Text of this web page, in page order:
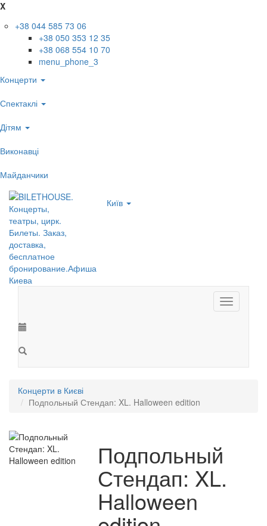
X
+38 044 585 73 06
+38 050 353 12 35
+38 068 554 10 70
menu_phone_3
Концерти
Спектаклі
Дітям
Виконавці
Майданчики
Київ
Toggle
navigation
Концерти в Києві
Подпольный Стендап: XL. Halloween edition
Подпольный
Стендап: XL.
Halloween